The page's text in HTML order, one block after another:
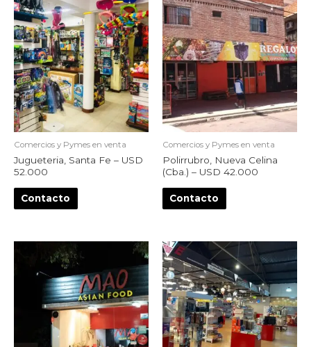
Comercios y Pymes en venta
Jugueteria, Santa Fe – USD
52.000
Contacto
Comercios y Pymes en venta
Polirrubro, Nueva Celina
(Cba.) – USD 42.000
Contacto